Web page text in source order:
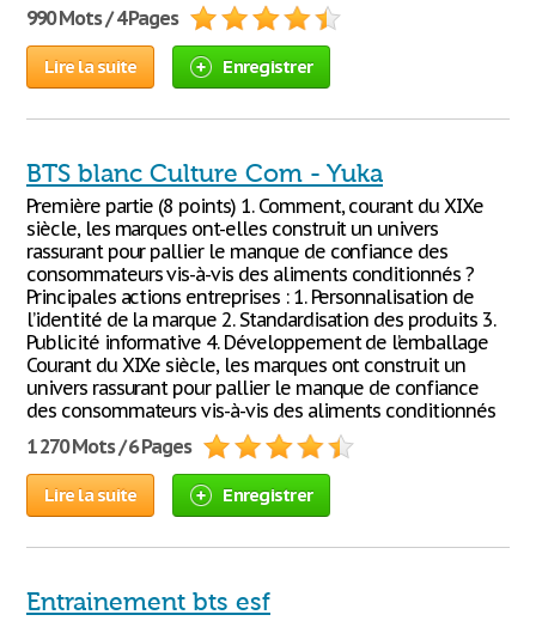
990 Mots / 4 Pages
Lire la suite Enregistrer
BTS blanc Culture Com - Yuka
Première partie (8 points) 1. Comment, courant du XIXe
siècle, les marques ont-elles construit un univers
rassurant pour pallier le manque de confiance des
consommateurs vis-à-vis des aliments conditionnés ?
Principales actions entreprises : 1. Personnalisation de
l’identité de la marque 2. Standardisation des produits 3.
Publicité informative 4. Développement de l’emballage
Courant du XIXe siècle, les marques ont construit un
univers rassurant pour pallier le manque de confiance
des consommateurs vis-à-vis des aliments conditionnés
1 270 Mots / 6 Pages
Lire la suite Enregistrer
Entrainement bts esf